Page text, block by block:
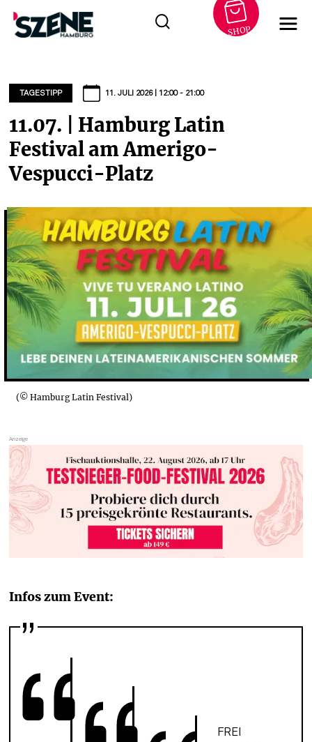
springen
SHOP
TAGESTIPP 11. JULI 2026 | 12:00 - 21:00
11.07. | Hamburg Latin
Festival am Amerigo-
Vespucci-Platz
(© Hamburg Latin Festival)
Infos zum Event:
FREI